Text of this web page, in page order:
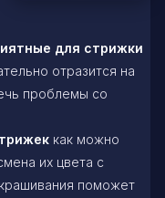
для стрижки
отразится на
проблемы со
как можно
их цвета с
поможет